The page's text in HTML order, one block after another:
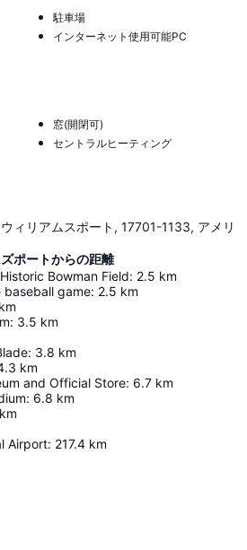
駐車場
インターネット使用可能PC
窓(開閉可)
セントラルヒーティング
ィリアムスポート, 17701-1133, アメリ
ポートからの距離
Bowman Field: 2.5 km
baseball game: 2.5 km
km
: 3.5 km
: 3.8 km
km
and Official Store: 6.7 km
: 6.8 km
km
Airport: 217.4 km